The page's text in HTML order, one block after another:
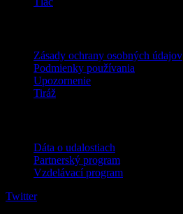
Zásady ochrany osobných údajov
Podmienky používania
Upozornenie
Tiráž
Dáta o udalostiach
Partnerský program
Vzdelávací program
Twitter